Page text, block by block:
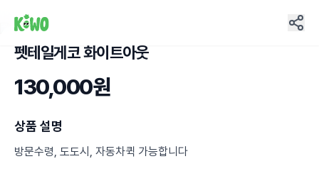
펫테일게코 화이트아웃
130,000원
상품 설명
방문수령, 도도시, 자동차퀵 가능합니다